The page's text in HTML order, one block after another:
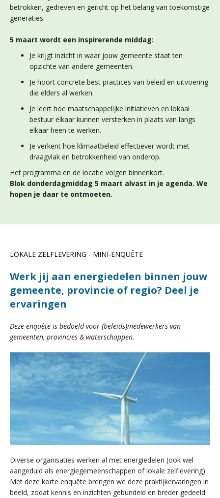
betrokken, gedreven en gericht op het belang van toekomstige
generaties.
5 maart wordt een inspirerende middag:
Je krijgt inzicht in waar jouw gemeente staat ten
opzichte van andere gemeenten.
Je hoort concrete best practices van beleid en uitvoering
die elders al werken.
Je leert hoe maatschappelijke initiatieven en lokaal
bestuur elkaar kunnen versterken in plaats van langs
elkaar heen te werken.
Je verkent hoe klimaatbeleid effectiever wordt met
draagvlak en betrokkenheid van onderop.
Het programma en de locatie volgen binnenkort.
Blok donderdagmiddag 5 maart alvast in je agenda. We
hopen je daar te ontmoeten.
LOKALE ZELFLEVERING - MINI-ENQUÊTE
Werk jij aan energiedelen binnen jouw
gemeente, provincie of regio? Deel je
ervaringen
Deze enquête is bedoeld voor (beleids)medewerkers van
gemeenten, provincies & waterschappen.
Diverse organisaties werken al met energiedelen (ook wel
aangeduid als energiegemeenschappen of lokale zelflevering).
Met deze korte enquête brengen we deze praktijkervaringen in
beeld, zodat kennis en inzichten gebundeld en breder gedeeld